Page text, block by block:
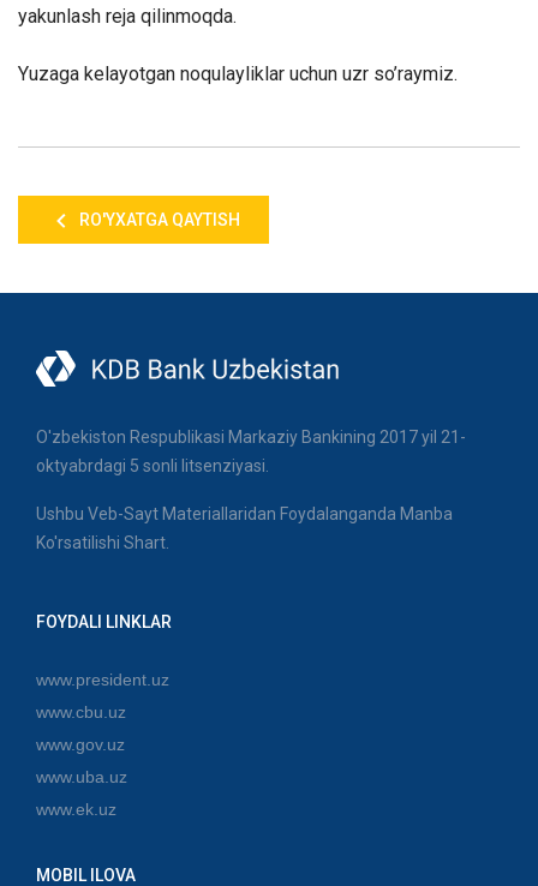
yakunlash reja qilinmoqda.
Yuzaga kelayotgan noqulayliklar uchun uzr so’raymiz.
RO'YXATGA QAYTISH
O'zbekiston Respublikasi Markaziy Bankining 2017 yil 21-
oktyabrdagi 5 sonli litsenziyasi.
Ushbu Veb-Sayt Materiallaridan Foydalanganda Manba
Ko'rsatilishi Shart.
FOYDALI LINKLAR
www.president.uz
www.cbu.uz
www.gov.uz
www.uba.uz
www.ek.uz
MOBIL ILOVA